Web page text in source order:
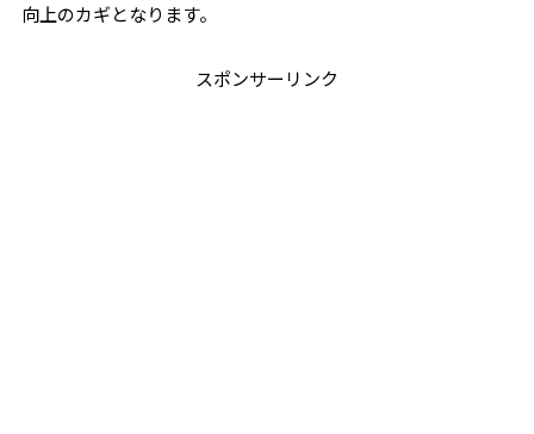
向上のカギとなります。
スポンサーリンク